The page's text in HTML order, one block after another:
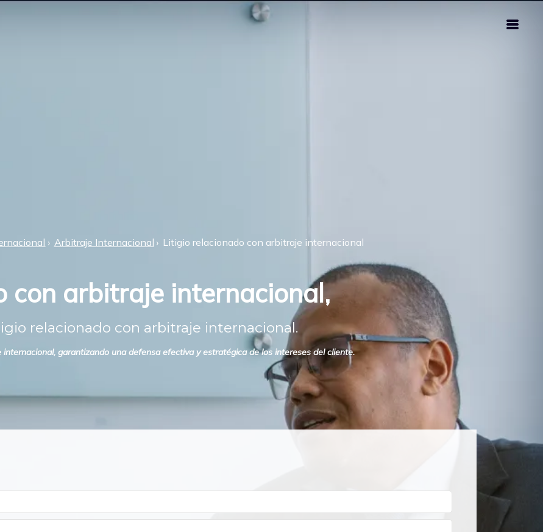
Arbitraje Internacional Litigio relacionado con arbitraje internacional
con arbitraje internacional,
relacionado con arbitraje internacional.
garantizando una defensa efectiva y estratégica de los intereses del cliente.